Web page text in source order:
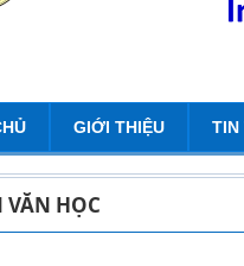
GIỚI THIỆU TIN
VĂN HỌC